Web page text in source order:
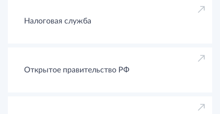
Налоговая служба
Открытое правительство РФ